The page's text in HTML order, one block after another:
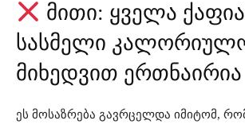
მითი: ყველა
სასმელი
მიხედვით ერთნაირია
ეს მოსაზრება გავრცელდა იმიტომ,